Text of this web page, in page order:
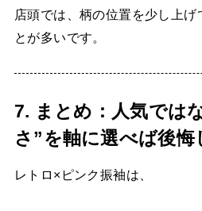
店頭では、柄の位置を少し上げ
とが多いです。
7. まとめ：人気では
さ”を軸に選べば後悔
レトロ×ピンク振袖は、